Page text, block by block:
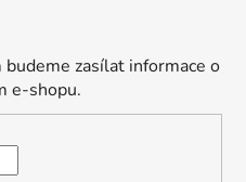
zasílat informace o
e-shopu.